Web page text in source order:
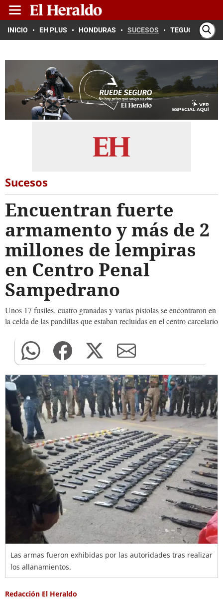
INICIO EH PLUS HONDURAS SUCESOS TEGUCIGALPA
Sucesos
Encuentran fuerte
armamento y más de 2
millones de lempiras
en Centro Penal
Sampedrano
Unos 17 fusiles, cuatro granadas y varias pistolas se encontraron en
la celda de las pandillas que estaban recluidas en el centro carcelario
Las armas fueron exhibidas por las autoridades tras realizar
los allanamientos.
Redacción El Heraldo